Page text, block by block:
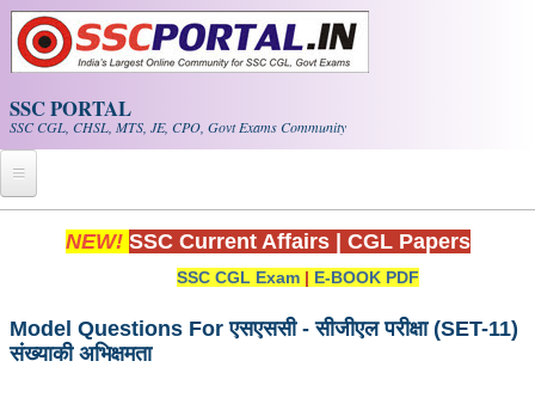
Skip to main content
SSC PORTAL
SSC CGL, CHSL, MTS, JE, CPO, Govt Exams Community
Home
Exam Calendar
NEW! SSC Current Affairs CGL Papers
SSC CGL Exam | E-BOOK PDF
Model Questions For एसएससी - सीजीएल परीक्षा (SET-11)
संख्याकी अभिक्षमता